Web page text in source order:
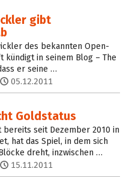
gibt
des bekannten Open-
kündigt in seinem Blog – The
er seine …
05.12.2011
Goldstatus
bereits seit Dezember 2010 in
hat das Spiel, in dem sich
dreht, inzwischen …
15.11.2011